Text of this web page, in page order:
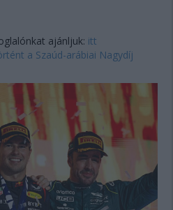
ajánljuk: itt
a Szaúd-arábiai Nagydíj